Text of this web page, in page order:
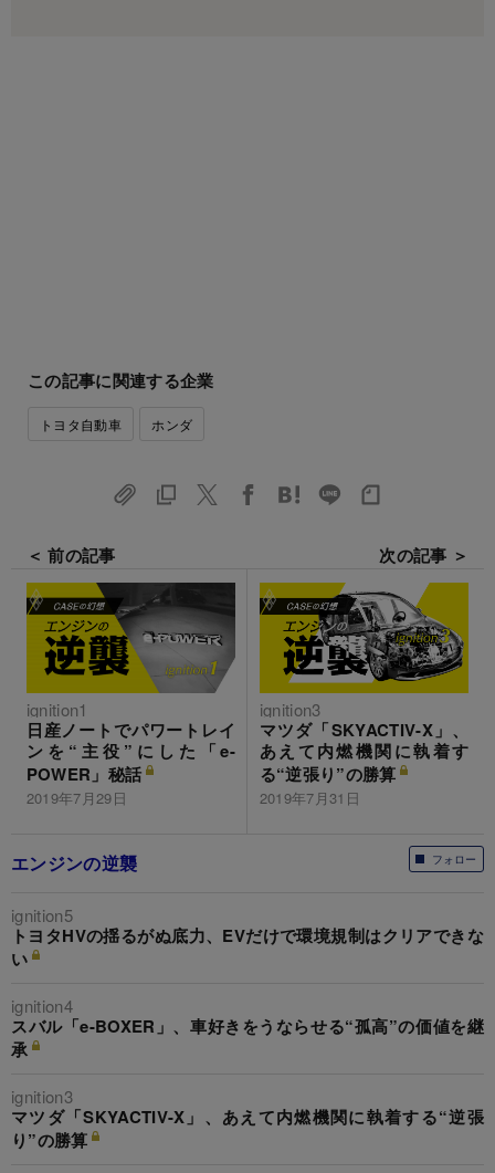
この記事に関連する企業
トヨタ自動車 ホンダ
＜ 前の記事
ignition1
日産ノートでパワートレイ
ンを“主役”にした「e-
POWER」秘話
2019年7月29日
次の記事 ＞
ignition3
マツダ「SKYACTIV-X」、
あえて内燃機関に執着す
る“逆張り”の勝算
2019年7月31日
フォロー
エンジンの逆襲
ignition5
トヨタHVの揺るがぬ底力、EVだけで環境規制はクリアできな
い
ignition4
スバル「e-BOXER」、車好きをうならせる“孤高”の価値を継
承
ignition3
マツダ「SKYACTIV-X」、あえて内燃機関に執着する“逆張
り”の勝算